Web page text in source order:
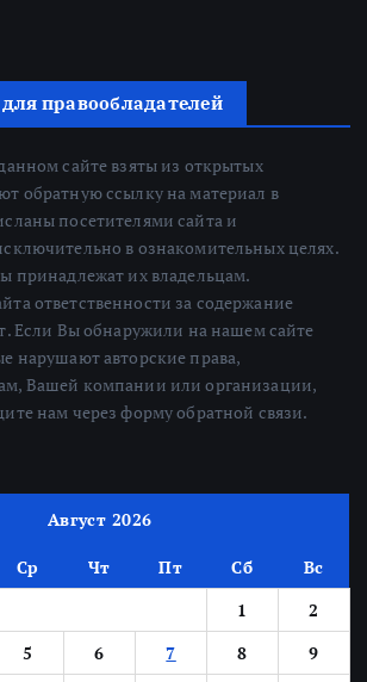
правообладателей
сайте взяты из открытых
обратную ссылку на материал в
посетителями сайта и
в ознакомительных целях.
принадлежат их владельцам.
ответственности за содержание
Если Вы обнаружили на нашем сайте
нарушают авторские права,
Вашей компании или организации,
нам через форму обратной связи.
Август 2026
Ср Чт Пт Сб
Вс
1
2
5 6 7 8
9